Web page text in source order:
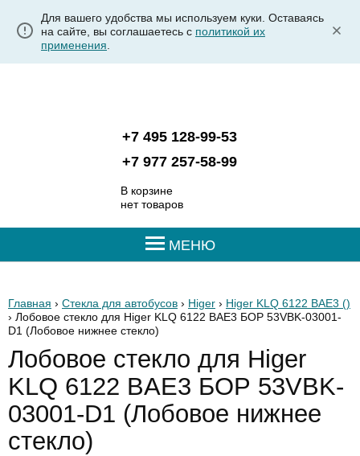
Для вашего удобства мы используем куки. Оставаясь
на сайте, вы соглашаетесь с политикой их
применения
+7 495 128-99-53
+7 977 257-58-99
В корзине
нет товаров
МЕНЮ
Главная › Стекла для автобусов › Higer › Higer KLQ 6122 BAE3 ()
› Лобовое стекло для Higer KLQ 6122 BAE3 БОР 53VBK-03001-
D1 (Лобовое нижнее стекло)
Лобовое стекло для Higer
KLQ 6122 BAE3 БОР 53VBK-
03001-D1 (Лобовое нижнее
стекло)